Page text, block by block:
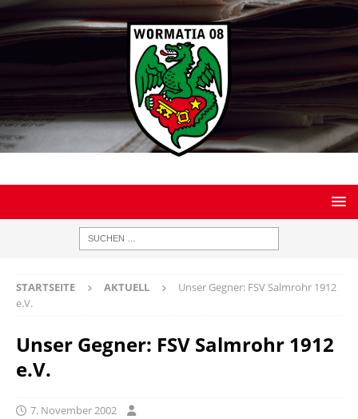
STARTSEITE AKTUELL
Unser Gegner: FSV Salmrohr 1912
e.V.
Unser Gegner: FSV Salmrohr 1912
e.V.
7. November 2002